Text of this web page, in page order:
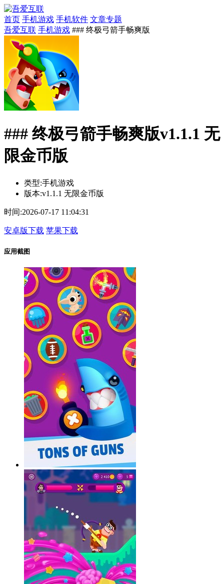
首页 手机游戏 手机软件 文章专题
吾爱互联 手机游戏 ### 终极弓箭手畅爽版
### 终极弓箭手畅爽版v1.1.1 无
限金币版
类型:手机游戏
版本:v1.1.1 无限金币版
时间:2026-07-17 11:04:31
安卓版下载 苹果下载
应用截图